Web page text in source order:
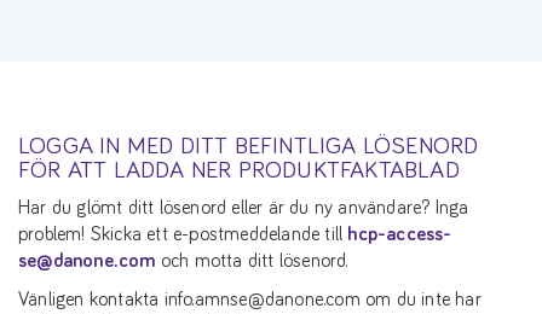
LOGGA IN MED DITT BEFINTLIGA LÖSENORD
FÖR ATT LADDA NER PRODUKTFAKTABLAD
Har du glömt ditt lösenord eller är du ny användare? Inga
problem! Skicka ett e-postmeddelande till hcp-access-
se@danone.com och motta ditt lösenord.
Vänligen kontakta info.amnse@danone.com om du inte har